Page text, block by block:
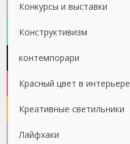
Конкурсы и выставки
Конструктивизм
контемпорари
Красный цвет в интерьере
Креативные светильники
Лайфхаки